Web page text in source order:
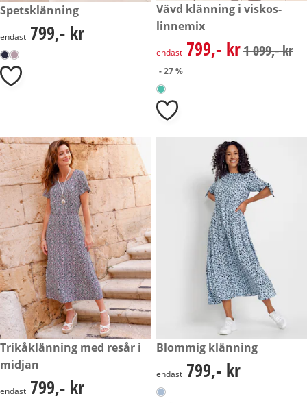
799,- kr
Spetsklänning
799,- kr
endast 799,- kr
rabatterat pris: 799,- kr,
- 27 %
Vävd klänning i viskos-
linnemix
rabatterat pris: 799,- kr,
endast 799,- kr1 099,- kr
- 27 %
799,- kr
Trikåklänning med resår i
midjan
799,- kr
endast 799,- kr
799,- kr
Blommig klänning
799,- kr
endast 799,- kr